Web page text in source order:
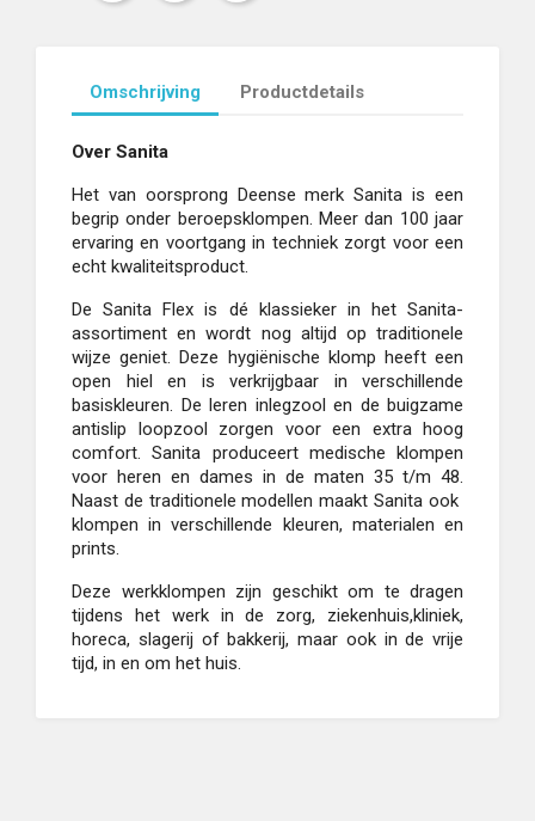
Omschrijving Productdetails
Over Sanita
Het van oorsprong Deense merk Sanita is een
begrip onder beroepsklompen. Meer dan 100 jaar
ervaring en voortgang in techniek zorgt voor een
echt kwaliteitsproduct.
De Sanita Flex is dé klassieker in het Sanita-
assortiment en wordt nog altijd op traditionele
wijze geniet. Deze hygiënische klomp heeft een
open hiel en is verkrijgbaar in verschillende
basiskleuren. De leren inlegzool en de buigzame
antislip loopzool zorgen voor een extra hoog
comfort. Sanita produceert medische klompen
voor heren en dames in de maten 35 t/m 48.
Naast de traditionele modellen maakt Sanita ook
klompen in verschillende kleuren, materialen en
prints.
Deze werkklompen zijn geschikt om te dragen
tijdens het werk in de zorg, ziekenhuis,kliniek,
horeca, slagerij of bakkerij, maar ook in de vrije
tijd, in en om het huis.